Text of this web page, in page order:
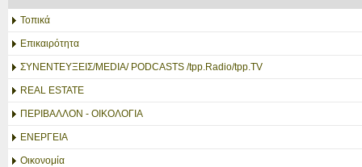
Τοπικά
Επικαιρότητα
ΣΥΝΕΝΤΕΥΞΕΙΣ/MEDIA/ PODCASTS /tpp.Radio/tpp.TV
REAL ESTATE
ΠΕΡΙΒΑΛΛΟΝ - ΟΙΚΟΛΟΓΙΑ
ΕΝΕΡΓΕΙΑ
Οικονομία